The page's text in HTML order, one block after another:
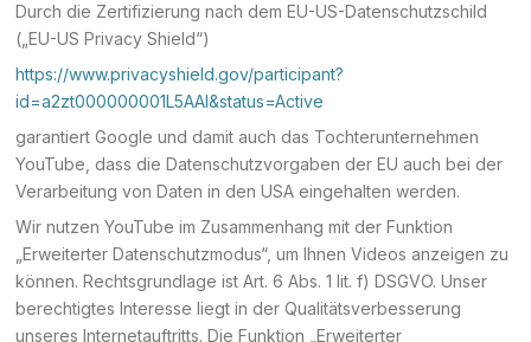
Durch die Zertifizierung nach dem EU-US-Datenschutzschild
(„EU-US Privacy Shield“)
https://www.privacyshield.gov/participant?
id=a2zt000000001L5AAI&status=Active
garantiert Google und damit auch das Tochterunternehmen
YouTube, dass die Datenschutzvorgaben der EU auch bei der
Verarbeitung von Daten in den USA eingehalten werden.
Wir nutzen YouTube im Zusammenhang mit der Funktion
„Erweiterter Datenschutzmodus“, um Ihnen Videos anzeigen zu
können. Rechtsgrundlage ist Art. 6 Abs. 1 lit. f) DSGVO. Unser
berechtigtes Interesse liegt in der Qualitätsverbesserung
unseres Internetauftritts. Die Funktion „Erweiterter